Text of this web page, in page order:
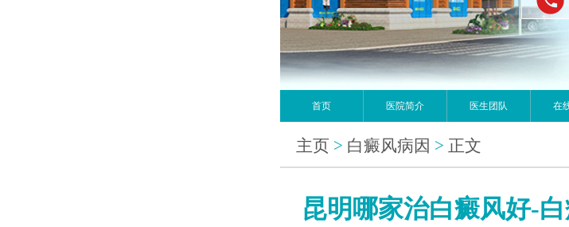
首页 医院简介 医生团队 在
主页 > 白癜风病因 > 正文
昆明哪家治白癜风好-